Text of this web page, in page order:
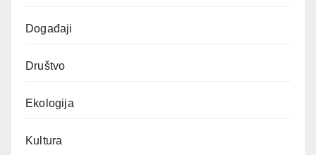
Događaji
Društvo
Ekologija
Kultura